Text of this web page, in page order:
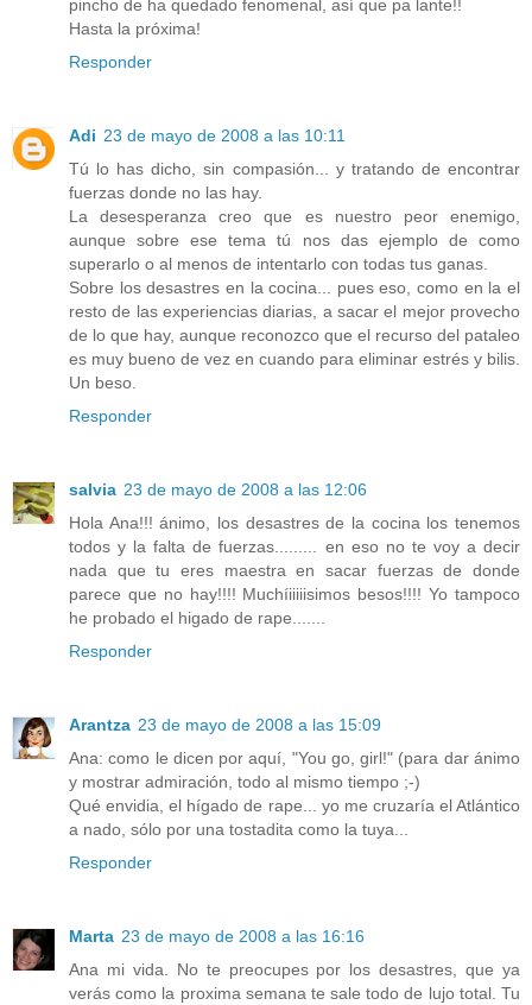
pincho de ha quedado fenomenal, así que pa lante!!
Hasta la próxima!
Responder
Adi 23 de mayo de 2008 a las 10:11
Tú lo has dicho, sin compasión... y tratando de encontrar
fuerzas donde no las hay.
La desesperanza creo que es nuestro peor enemigo,
aunque sobre ese tema tú nos das ejemplo de como
superarlo o al menos de intentarlo con todas tus ganas.
Sobre los desastres en la cocina... pues eso, como en la el
resto de las experiencias diarias, a sacar el mejor provecho
de lo que hay, aunque reconozco que el recurso del pataleo
es muy bueno de vez en cuando para eliminar estrés y bilis.
Un beso.
Responder
salvia 23 de mayo de 2008 a las 12:06
Hola Ana!!! ánimo, los desastres de la cocina los tenemos
todos y la falta de fuerzas......... en eso no te voy a decir
nada que tu eres maestra en sacar fuerzas de donde
parece que no hay!!!! Muchíiiiiisimos besos!!!! Yo tampoco
he probado el higado de rape.......
Responder
Arantza 23 de mayo de 2008 a las 15:09
Ana: como le dicen por aquí, "You go, girl!" (para dar ánimo
y mostrar admiración, todo al mismo tiempo ;-)
Qué envidia, el hígado de rape... yo me cruzaría el Atlántico
a nado, sólo por una tostadita como la tuya...
Responder
Marta 23 de mayo de 2008 a las 16:16
Ana mi vida. No te preocupes por los desastres, que ya
verás como la proxima semana te sale todo de lujo total. Tu